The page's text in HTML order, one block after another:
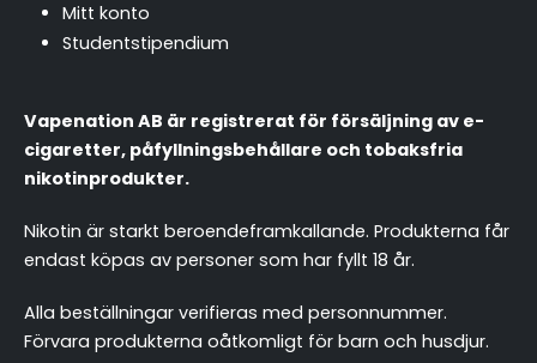
Mitt konto
Studentstipendium
Vapenation AB är registrerat för försäljning av e-
cigaretter, påfyllningsbehållare och tobaksfria
nikotinprodukter.
Nikotin är starkt beroendeframkallande. Produkterna får
endast köpas av personer som har fyllt 18 år.
Alla beställningar verifieras med personnummer.
Förvara produkterna oåtkomligt för barn och husdjur.